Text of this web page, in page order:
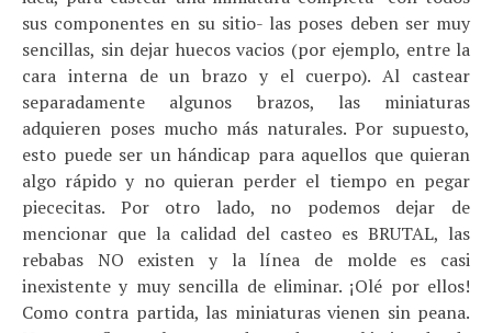
sus componentes en su sitio- las poses deben ser muy
sencillas, sin dejar huecos vacios (por ejemplo, entre la
cara interna de un brazo y el cuerpo). Al castear
separadamente algunos brazos, las miniaturas
adquieren poses mucho más naturales. Por supuesto,
esto puede ser un hándicap para aquellos que quieran
algo rápido y no quieran perder el tiempo en pegar
piececitas. Por otro lado, no podemos dejar de
mencionar que la calidad del casteo es BRUTAL, las
rebabas NO existen y la línea de molde es casi
inexistente y muy sencilla de eliminar. ¡Olé por ellos!
Como contra partida, las miniaturas vienen sin peana.